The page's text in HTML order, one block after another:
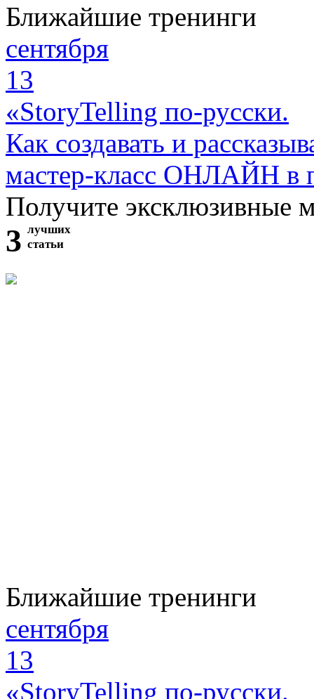
Ближайшие тренинги
сентября
13
«StoryTelling по-русски.
Как создавать и
мастер-класс ОНЛАЙН в
Получите эксклюзивные
3 лучших
статьи
Ближайшие тренинги
сентября
13
«StoryTelling по-русски.